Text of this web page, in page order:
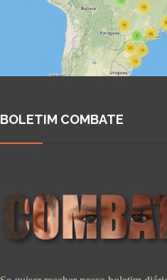
BOLETIM COMBATE